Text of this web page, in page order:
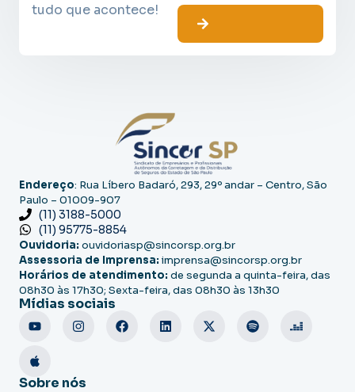
tudo que acontece!
Endereço: Rua Líbero Badaró, 293, 29º andar – Centro, São
Paulo – 01009-907
(11) 3188-5000
(11) 95775-8854
Ouvidoria: ouvidoriasp@sincorsp.org.br
Assessoria de Imprensa: imprensa@sincorsp.org.br
Horários de atendimento: de segunda a quinta-feira, das
08h30 às 17h30; Sexta-feira, das 08h30 às 13h30
Mídias sociais
Sobre nós